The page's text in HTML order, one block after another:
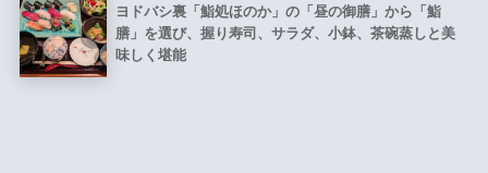
ヨドバシ裏「鮨処ほのか」の「昼の御膳」から「鮨
膳」を選び、握り寿司、サラダ、小鉢、茶碗蒸しと美
味しく堪能